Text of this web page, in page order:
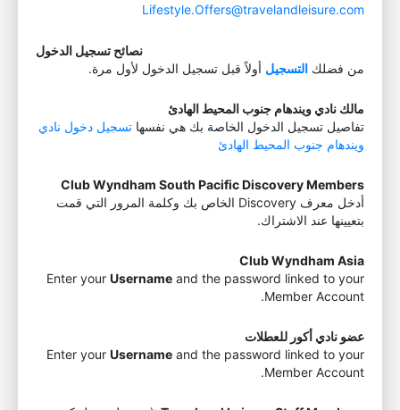
Lifestyle.Offers@travelandleisure.com
نصائح تسجيل الدخول
من فضلك التسجيل أولاً قبل تسجيل الدخول لأول مرة.
مالك نادي ويندهام جنوب المحيط الهادئ
تفاصيل تسجيل الدخول الخاصة بك هي نفسها تسجيل دخول نادي
ويندهام جنوب المحيط الهادئ
Club Wyndham South Pacific Discovery Members
أدخل معرف Discovery الخاص بك وكلمة المرور التي قمت
بتعيينها عند الاشتراك.
Club Wyndham Asia
Enter your Username and the password linked to your
Member Account.
عضو نادي أكور للعطلات
Enter your Username and the password linked to your
Member Account.